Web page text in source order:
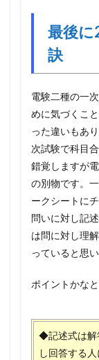
最後に
訣
電験二種の一
めに気づくこ
った違いもあ
次試験で科目
錯覚しますが
の別物です。
ークシートに
問いに対し記
は問に対し理
っていると思い
ポイントかな
◆記述式は解
し回答する